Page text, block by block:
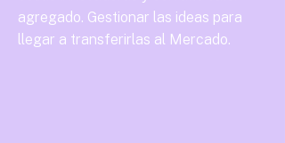
agregado. Gestionar las ideas para
llegar a transferirlas al Mercado.